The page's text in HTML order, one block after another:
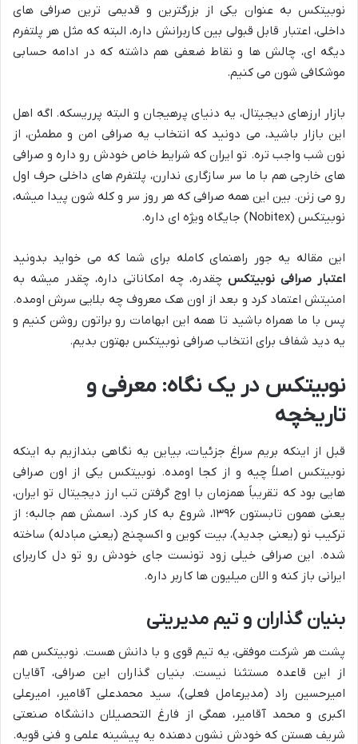
نوبیتکس به عنوان یکی از بزرگترین و قدیمی ترین صرافی های
داخلی، اعتبار قابل قبولی بین کاربرانش داره، البته که مثل هر پلتفرم
دیگه ای، چالش ها و نقاط ضعفی هم داشته که در ادامه حسابی
موشکافی شون می کنیم.
بازار ارزهای دیجیتال، یه دنیای پرهیجان و البته پرریسکه. اگه اهل
این بازار باشید، می دونید که انتخاب یه صرافی امن و مطمئن، از
نون شب واجب تره. تو ایران که شرایط خاص خودش رو داره و صرافی
های خارجی هم با ما سر سازگاری ندارن، پلتفرم های داخلی حرف اول
رو می زنن. بین این همه صرافی که هر روز سر و کله شون پیدا میشه،
نوبیتکس (Nobitex) جایگاه ویژه ای داره.
این مقاله یه جور راهنمای کامله برای شما که می خواید بدونید
اعتبار صرافی نوبیتکس چقدره، چه امکاناتی داره، چقدر میشه به
امنیتش اعتماد کرد و بعد از اون هک معروف چه بلایی سرش اومده.
پس با ما همراه باشید تا همه این ابهامات رو براتون روشن کنیم و
یه دید شفاف برای انتخاب صرافی نوبیتکس بهتون بدیم.
نوبیتکس در یک نگاه: معرفی و
تاریخچه
قبل از اینکه بریم سراغ جزئیات، بیاین یه نگاهی بندازیم به اینکه
نوبیتکس اصلاً چیه و از کجا اومده. نوبیتکس یکی از اون صرافی
هایی بود که تقریباً همزمان با اوج گرفتن تب ارز دیجیتال تو ایران،
یعنی همون تابستون ۱۳۹۶، شروع به کار کرد. اسمش هم جالبه؛ از
ترکیب نو (یعنی جدید)، بیت کوین و اکسچنج (یعنی مبادله) ساخته
شده. این صرافی خیلی زود تونست جای خودش رو تو دل کاربرای
ایرانی باز کنه و الان میلیون ها کاربر داره.
بنیان گذاران و تیم مدیریتی
پشت هر شرکت موفقی، یه تیم قوی و با دانش هست. نوبیتکس هم
از این قاعده مستثنا نیست. بنیان گذاران این صرافی، آقایان
امیرحسین راد (مدیرعامل فعلی)، سید محمدعلی آقامیر، امیرعلی
اکبری و محمد آقامیر، همگی از فارغ التحصیلان دانشگاه صنعتی
شریف هستن که خودش نشون دهنده یه پیشینه علمی و فنی قویه.